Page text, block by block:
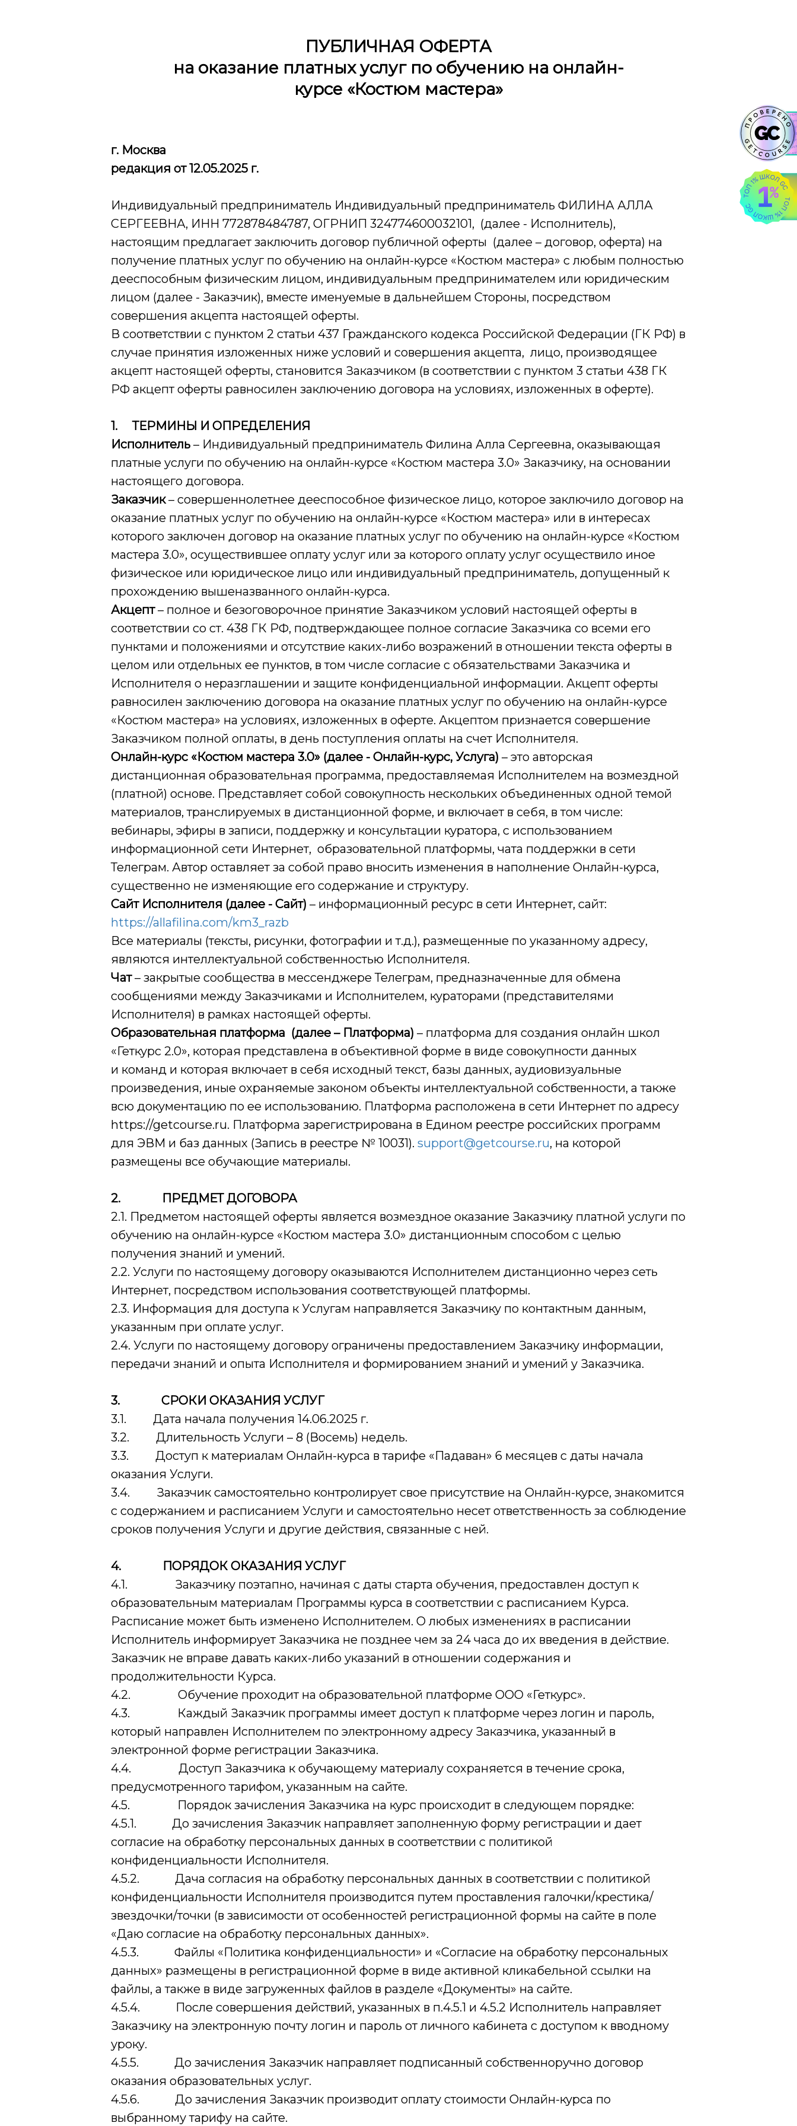
ПУБЛИЧНАЯ ОФЕРТА
на оказание платных услуг по обучению на онлайн-
курсе «Костюм мастера»
г. Москва
редакция от 12.05.2025 г.
Индивидуальный предприниматель Индивидуальный предприниматель ФИЛИНА АЛЛА
СЕРГЕЕВНА, ИНН 772878484787, ОГРНИП 324774600032101, (далее - Исполнитель),
настоящим предлагает заключить договор публичной оферты (далее – договор, оферта) на
получение платных услуг по обучению на онлайн-курсе «Костюм мастера» с любым полностью
дееспособным физическим лицом, индивидуальным предпринимателем или юридическим
лицом (далее - Заказчик), вместе именуемые в дальнейшем Стороны, посредством
совершения акцепта настоящей оферты.
В соответствии с пунктом 2 статьи 437 Гражданского кодекса Российской Федерации (ГК РФ) в
случае принятия изложенных ниже условий и совершения акцепта, лицо, производящее
акцепт настоящей оферты, становится Заказчиком (в соответствии с пунктом 3 статьи 438 ГК
РФ акцепт оферты равносилен заключению договора на условиях, изложенных в оферте).
1.ТЕРМИНЫ И ОПРЕДЕЛЕНИЯ
Исполнитель – Индивидуальный предприниматель Филина Алла Сергеевна, оказывающая
платные услуги по обучению на онлайн-курсе «Костюм мастера 3.0» Заказчику, на основании
настоящего договора.
Заказчик– совершеннолетнее дееспособное физическое лицо, которое заключило договор на
оказание платных услуг по обучению на онлайн-курсе «Костюм мастера» или в интересах
которого заключен договор на оказание платных услуг по обучению на онлайн-курсе «Костюм
мастера 3.0», осуществившее оплату услуг или за которого оплату услуг осуществило иное
физическое или юридическое лицо или индивидуальный предприниматель, допущенный к
прохождению вышеназванного онлайн-курса.
Акцепт– полное и безоговорочное принятие Заказчиком условий настоящей оферты в
соответствии со ст. 438 ГК РФ, подтверждающее полное согласие Заказчика со всеми его
пунктами и положениями и отсутствие каких-либо возражений в отношении текста оферты в
целом или отдельных ее пунктов, в том числе согласие с обязательствами Заказчика и
Исполнителя о неразглашении и защите конфиденциальной информации. Акцепт оферты
равносилен заключению договора на оказание платных услуг по обучению на онлайн-курсе
«Костюм мастера» на условиях, изложенных в оферте. Акцептом признается совершение
Заказчиком полной оплаты, в день поступления оплаты на счет Исполнителя.
Онлайн-курс «Костюм мастера 3.0» (далее - Онлайн-курс, Услуга) – это авторская
дистанционная образовательная программа, предоставляемая Исполнителем на возмездной
(платной) основе. Представляет собой совокупность нескольких объединенных одной темой
материалов, транслируемых в дистанционной форме, и включает в себя, в том числе:
вебинары, эфиры в записи, поддержку и консультации куратора, с использованием
информационной сети Интернет, образовательной платформы, чата поддержки в сети
Телеграм. Автор оставляет за собой право вносить изменения в наполнение Онлайн-курса,
существенно не изменяющие его содержание и структуру.
Сайт Исполнителя (далее - Сайт) – информационный ресурс в сети Интернет, сайт:
https://allafilina.com/km3_razb
Все материалы (тексты, рисунки, фотографии и т.д.), размещенные по указанному адресу,
являются интеллектуальной собственностью Исполнителя.
Чат– закрытые сообщества в мессенджере Телеграм, предназначенные для обмена
сообщениями между Заказчиками и Исполнителем, кураторами (представителями
Исполнителя) в рамках настоящей оферты.
Образовательная платформа (далее – Платформа) – платформа для создания онлайн школ
«Геткурс 2.0», которая представлена в объективной форме в виде совокупности данных
и команд и которая включает в себя исходный текст, базы данных, аудиовизуальные
произведения, иные охраняемые законом объекты интеллектуальной собственности, а также
всю документацию по ее использованию. Платформа расположена в сети Интернет по адресу
https://getcourse.ru. Платформа зарегистрирована в Едином реестре российских программ
для ЭВМ и баз данных (Запись в реестре № 10031). support@getcourse.ru, на которой
размещены все обучающие материалы.
2.
ПРЕДМЕТ ДОГОВОРА
2.1. Предметом настоящей оферты является возмездное оказание Заказчику платной услуги по
обучению на онлайн-курсе «Костюм мастера 3.0» дистанционным способом с целью
получения знаний и умений.
2.2. Услуги по настоящему договору оказываются Исполнителем дистанционно через сеть
Интернет, посредством использования соответствующей платформы.
2.3. Информация для доступа к Услугам направляется Заказчику по контактным данным,
указанным при оплате услуг.
2.4. Услуги по настоящему договору ограничены предоставлением Заказчику информации,
передачи знаний и опыта Исполнителя и формированием знаний и умений у Заказчика.
3. СРОКИ ОКАЗАНИЯ УСЛУГ
3.1. Дата начала получения 14.06.2025 г.
3.2. Длительность Услуги – 8 (Восемь) недель.
3.3. Доступ к материалам Онлайн-курса в тарифе «Падаван» 6 месяцев с даты начала
оказания Услуги.
3.4. Заказчик самостоятельно контролирует свое присутствие на Онлайн-курсе, знакомится
с содержанием и расписанием Услуги и самостоятельно несет ответственность за соблюдение
сроков получения Услуги и другие действия, связанные с ней.
4.
ПОРЯДОК ОКАЗАНИЯ УСЛУГ
4.1. Заказчику поэтапно, начиная с даты старта обучения, предоставлен доступ к
образовательным материалам Программы курса в соответствии с расписанием Курса.
Расписание может быть изменено Исполнителем. О любых изменениях в расписании
Исполнитель информирует Заказчика не позднее чем за 24 часа до их введения в действие.
Заказчик не вправе давать каких-либо указаний в отношении содержания и
продолжительности Курса.
4.2. Обучение проходит на образовательной платформе ООО «Геткурс».
4.3. Каждый Заказчик программы имеет доступ к платформе через логин и пароль,
который направлен Исполнителем по электронному адресу Заказчика, указанный в
электронной форме регистрации Заказчика.
4.4. Доступ Заказчика к обучающему материалу сохраняется в течение срока,
предусмотренного тарифом, указанным на сайте.
4.5. Порядок зачисления Заказчика на курс происходит в следующем порядке:
4.5.1. До зачисления Заказчик направляет заполненную форму регистрации и дает
согласие на обработку персональных данных в соответствии с политикой
конфиденциальности Исполнителя.
4.5.2. Дача согласия на обработку персональных данных в соответствии с политикой
конфиденциальности Исполнителя производится путем проставления галочки/крестика/
звездочки/точки (в зависимости от особенностей регистрационной формы на сайте в поле
«Даю согласие на обработку персональных данных».
4.5.3. Файлы «Политика конфиденциальности» и «Согласие на обработку персональных
данных» размещены в регистрационной форме в виде активной кликабельной ссылки на
файлы, а также в виде загруженных файлов в разделе «Документы» на сайте.
4.5.4. После совершения действий, указанных в п.4.5.1 и 4.5.2 Исполнитель направляет
Заказчику на электронную почту логин и пароль от личного кабинета с доступом к вводному
уроку.
4.5.5. До зачисления Заказчик направляет подписанный собственноручно договор
оказания образовательных услуг.
4.5.6. До зачисления Заказчик производит оплату стоимости Онлайн-курса по
выбранному тарифу на сайте.